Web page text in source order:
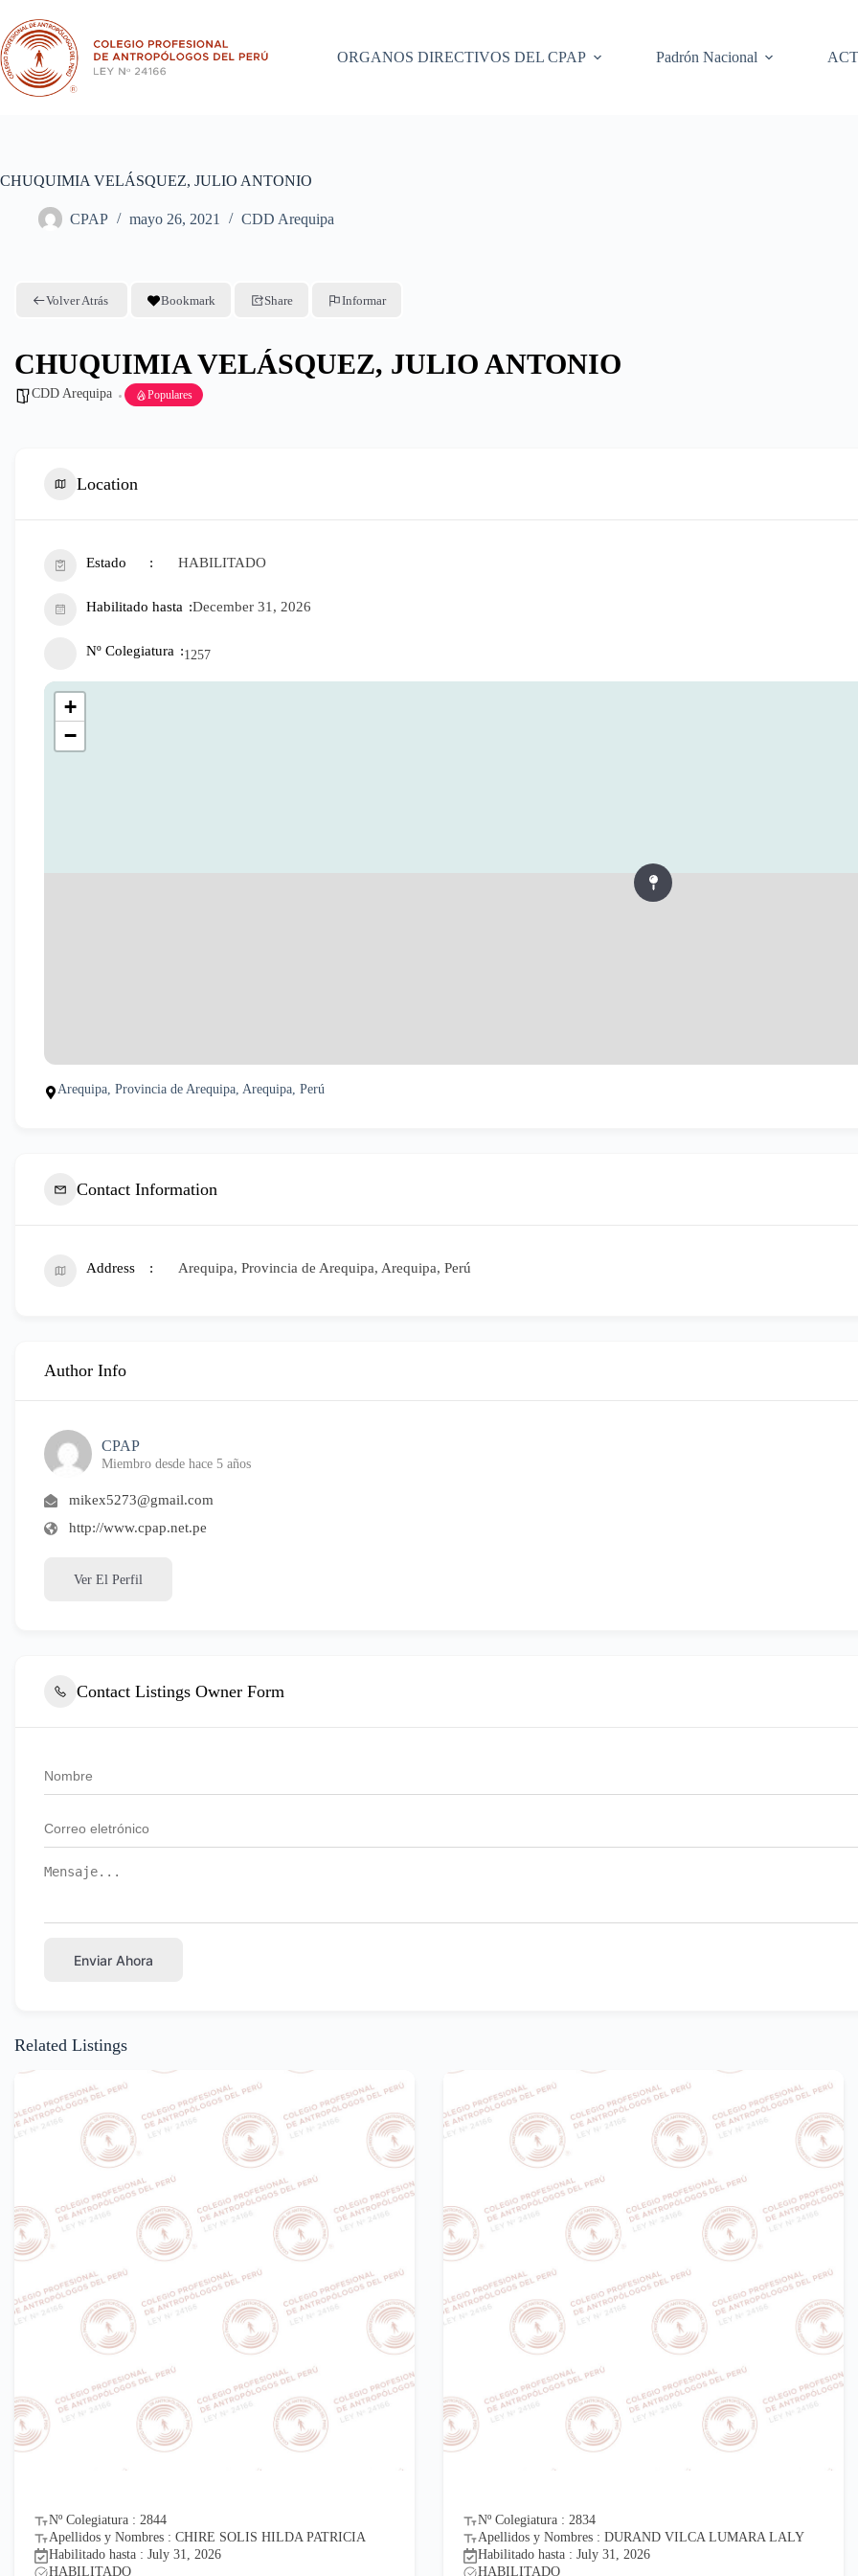
contenido
ORGANOS DIRECTIVOS DEL CPAP
Padrón Nacional
CHUQUIMIA VELÁSQUEZ, JULIO ANTONIO
CPAP mayo 26, 2021 CDD Arequipa
Volver Atrás Bookmark Share Informar
CHUQUIMIA VELÁSQUEZ, JULIO ANTONIO
CDD Arequipa Populares
Location
Estado HABILITADO
Habilitado hasta December 31, 2026
Nº Colegiatura 1257
+
−
Arequipa, Provincia de Arequipa, Arequipa, Perú
Contact Information
Address Arequipa, Provincia de Arequipa, Arequipa, Perú
Author Info
CPAP
Miembro desde hace 5 años
mikex5273@gmail.com
http://www.cpap.net.pe
Ver El Perfil
Contact Listings Owner Form
Enviar Ahora
Related Listings
Nº Colegiatura : 2844
Apellidos y Nombres : CHIRE SOLIS HILDA PATRICIA
Habilitado hasta : July 31, 2026
HABILITADO
Nº Colegiatura : 2834
Apellidos y Nombres : DURAND VILCA LUMARA LALY
Habilitado hasta : July 31, 2026
HABILITADO